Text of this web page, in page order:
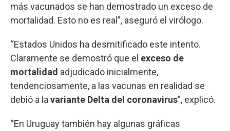
más vacunados se han demostrado un exceso de
mortalidad. Esto no es real”, aseguró el virólogo.
“Estados Unidos ha desmitificado este intento.
Claramente se demostró que el exceso de
mortalidad adjudicado inicialmente,
tendenciosamente, a las vacunas en realidad se
debió a la variante Delta del coronavirus”, explicó.
“En Uruguay también hay algunas gráficas